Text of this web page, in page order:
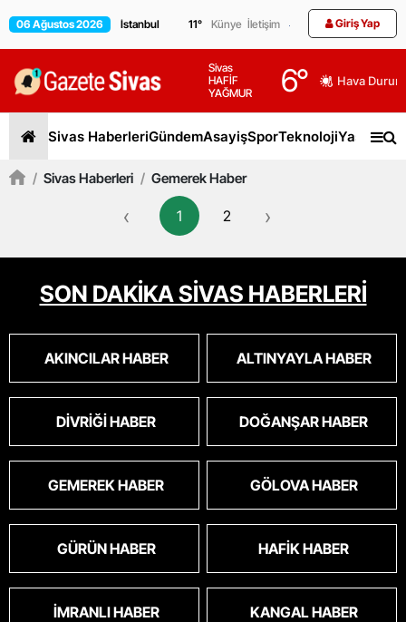
06 Ağustos 2026 11° Künye İletişim Giriş Yap
Sivas
HAFİF
YAĞMUR
6° Hava
Sivas HaberleriGündemAsayişSporTeknolojiYaşam
/ Sivas Haberleri / Gemerek Haber
‹ 1 2 ›
SON DAKİKA SİVAS HABERLERİ
AKINCILAR HABER ALTINYAYLA HABER
DIVRIĞI HABER DOĞANŞAR HABER
GEMEREK HABER GÖLOVA HABER
GÜRÜN HABER HAFIK HABER
İMRANLI HABER KANGAL HABER